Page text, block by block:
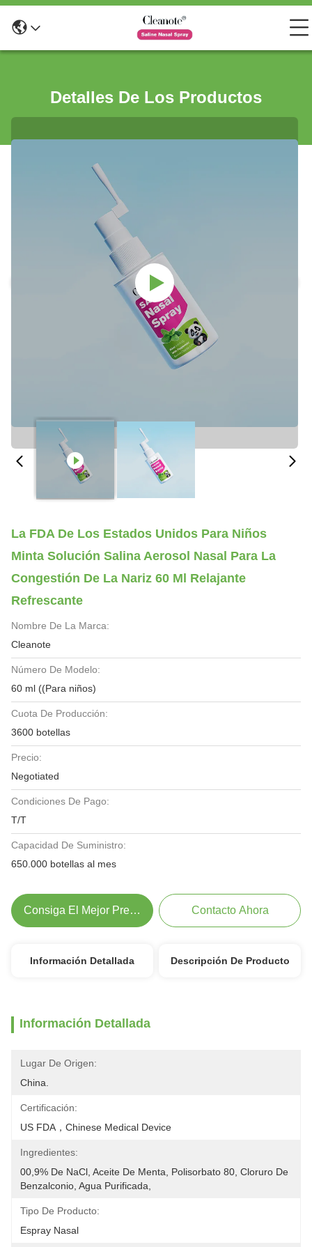
Detalles De Los Productos
La FDA De Los Estados Unidos Para Niños
Minta Solución Salina Aerosol Nasal Para La
Congestión De La Nariz 60 Ml Relajante
Refrescante
Nombre De La Marca:
Cleanote
Número De Modelo:
60 ml ((Para niños)
Cuota De Producción:
3600 botellas
Precio:
Negotiated
Condiciones De Pago:
T/T
Capacidad De Suministro:
650.000 botellas al mes
Consiga El Mejor Precio Contacto Ahora
Información Detallada Descripción De Producto
Información Detallada
Lugar De Origen:
China.
Certificación:
US FDA，Chinese Medical Device
Ingredientes:
00,9% De NaCl, Aceite De Menta, Polisorbato 80, Cloruro De
Benzalconio, Agua Purificada,
Tipo De Producto:
Espray Nasal